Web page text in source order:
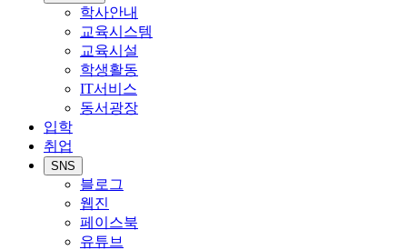
학사안내
교육시스템
교육시설
학생활동
IT서비스
동서광장
입학
취업
SNS
블로그
웹진
페이스북
유튜브